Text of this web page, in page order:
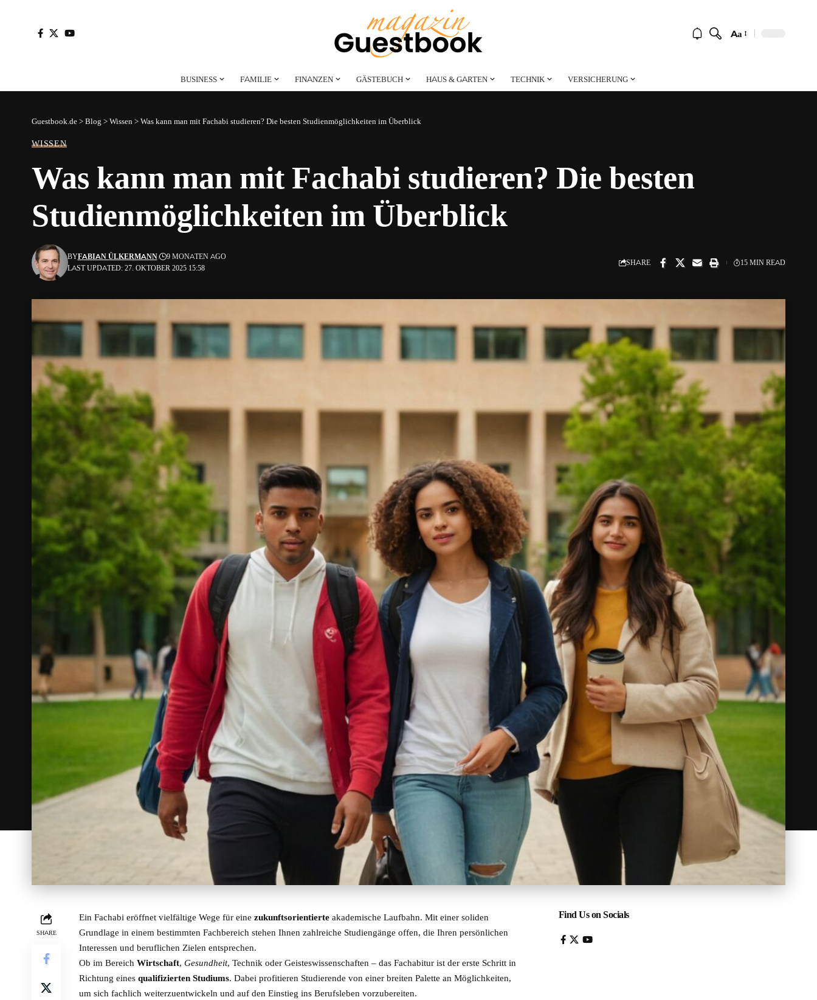
Font
Aa
BUSINESS FAMILIE FINANZEN GÄSTEBUCH HAUS & GARTEN TECHNIK VERSICHERUNG
Guestbook.de>Blog >Wissen >Was kann man mit Fachabi studieren? Die besten Studienmöglichkeiten im Überblick
WISSEN
Was kann man mit Fachabi studieren? Die besten
Studienmöglichkeiten im Überblick
LAST UPDATED: 27. OKTOBER 2025 15:58
BYFABIAN ÜLKERMANN 9 MONATEN AGO
SHARE 15 MIN READ
SHARE
Ein Fachabi eröffnet vielfältige Wege für eine zukunftsorientierte akademische Laufbahn. Mit einer soliden
Grundlage in einem bestimmten Fachbereich stehen Ihnen zahlreiche Studiengänge offen, die Ihren persönlichen
Interessen und beruflichen Zielen entsprechen.
Ob im Bereich Wirtschaft, Gesundheit, Technik oder Geisteswissenschaften – das Fachabitur ist der erste Schritt in
Richtung eines qualifizierten Studiums. Dabei profitieren Studierende von einer breiten Palette an Möglichkeiten,
um sich fachlich weiterzuentwickeln und auf den Einstieg ins Berufsleben vorzubereiten.
Find Us on Socials